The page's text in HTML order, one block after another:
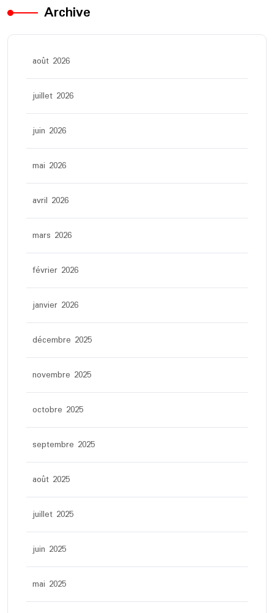
Archive
août 2026
juillet 2026
juin 2026
mai 2026
avril 2026
mars 2026
février 2026
janvier 2026
décembre 2025
novembre 2025
octobre 2025
septembre 2025
août 2025
juillet 2025
juin 2025
mai 2025